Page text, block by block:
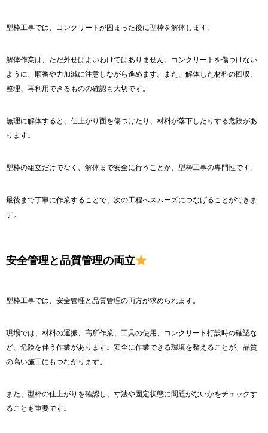
型枠工事では、コンクリートが固まった後に型枠を解体します。
解体作業は、ただ外せばよいわけではありません。コンクリートを傷つけない
ように、順番や力加減に注意しながら進めます。また、解体した材料の回収、
整理、再利用できるものの確認も大切です。
無理に解体すると、仕上がり面を傷つけたり、材料が落下したりする危険があ
ります。
型枠の組立だけでなく、解体まで安全に行うことが、型枠工事の専門性です。
最後まで丁寧に作業することで、次の工程へスムーズにつなげることができま
す。
安全管理と品質管理の両立
型枠工事では、安全管理と品質管理の両方が求められます。
現場では、材料の運搬、高所作業、工具の使用、コンクリート打設時の確認な
ど、危険を伴う作業があります。安全に作業できる環境を整えることが、品質
の高い施工にもつながります。
また、型枠の仕上がりを確認し、寸法や固定状態に問題がないかをチェックす
ることも重要です。